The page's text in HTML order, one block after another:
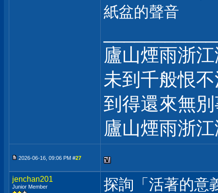
紙盆的聲音
廬山煙雨浙
未到千般恨
到得還來無
廬山煙雨浙
2026-06-16, 09:06 PM #27
jenchan201
Junior Member
探詢「活著的意